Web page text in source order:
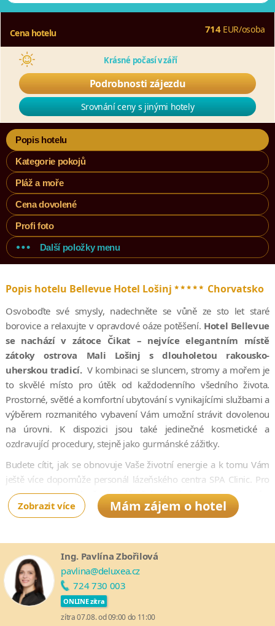
Cena hotelu 714 EUR/osoba
Krásné počasí v září
Podrobnosti zájezdu
Srovnání ceny s jinými hotely
Popis hotelu
Kategorie pokojů
Pláž a moře
Cena dovolené
Profi foto
Další položky menu
Popis hotelu Bellevue Hotel Lošinj ***** Chorvatsko
Osvoboďte své smysly, nadechněte se vůně ze sto let staré
borovice a relaxujte v opravdové oáze potěšení. Hotel Bellevue
se nachází v zátoce Čikat – nejvíce elegantním místě
zátoky ostrova Mali Lošinj s dlouholetou rakousko-
uherskou tradicí. V kombinaci se sluncem, stromy a mořem je
to skvělé místo pro útěk od každodenního všedního života.
Prostorné, světlé a komfortní ubytování s vynikajícími službami a
výběrem rozmanitého vybavení Vám umožní strávit dovolenou
na úrovni. K dispozici jsou také jedinečné kosmetické a
ozdravující procedury, stejně jako gurmánské zážitky.
Budete cítit, jak se obnovuje Vaše životní energie a k tomu Vám
ještě více dopomůže personál lázeňského centra SPA Clinic. Pro
obnovu energie, zlepšení vizáže či k započetí s novým životním
stylem navrhli zdejší profesionální terapeuti a zdravotnický
péče, moderní psychologie a současné medicíny.
Zobrazit více Mám zájem o hotel
Ing. Pavlína Zbořilová
pavlina@deluxea.cz
724 730 003
ONLINE zítra
zítra 07.08. od 09:00 do 11:00